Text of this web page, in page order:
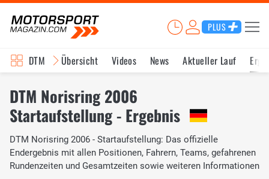
PLUS
DTM Übersicht Videos News Aktueller Lauf
DTM Norisring 2006
Startaufstellung - Ergebnis
DTM Norisring 2006 - Startaufstellung: Das offizielle
Endergebnis mit allen Positionen, Fahrern, Teams, gefahrenen
Rundenzeiten und Gesamtzeiten sowie weiteren Informationen